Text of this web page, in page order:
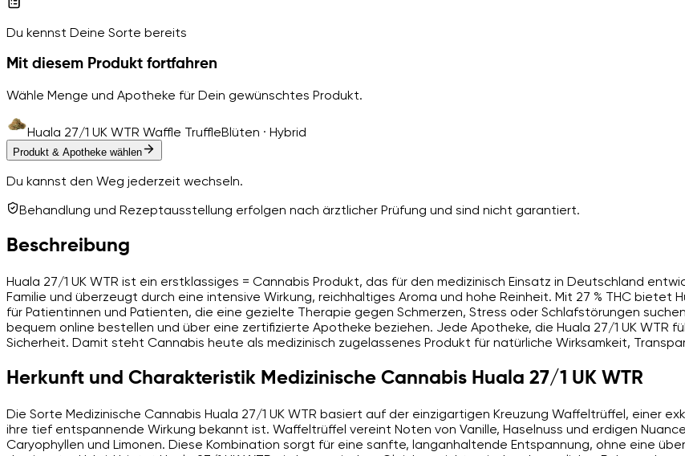
Du kennst Deine Sorte bereits
Mit diesem Produkt fortfahren
Wähle Menge und Apotheke für Dein gewünschtes Produkt.
Huala 27/1 UK WTR Waffle TruffleBlüten · Hybrid
Produkt & Apotheke wählen
Du kannst den Weg jederzeit wechseln.
Behandlung und Rezeptausstellung erfolgen nach ärztlicher Prüfung und sind nicht garantiert.
Beschreibung
Huala 27/1 UK WTR ist ein erstklassiges = Cannabis Produkt, das für den medizinisch Einsatz in Deutschland
Familie und überzeugt durch eine intensive Wirkung, reichhaltiges Aroma und hohe Reinheit. Mit 27 % THC bietet
für Patientinnen und Patienten, die eine gezielte Therapie gegen Schmerzen, Stress oder Schlafstörungen
bequem online bestellen und über eine zertifizierte Apotheke beziehen. Jede Apotheke, die Huala 27/1 UK
Sicherheit. Damit steht Cannabis heute als medizinisch zugelassenes Produkt für natürliche Wirksamkeit,
Herkunft und Charakteristik Medizinische Cannabis Huala 27/1 UK WTR
Die Sorte Medizinische Cannabis Huala 27/1 UK WTR basiert auf der einzigartigen Kreuzung Waffeltrüffel, einer
ihre tief entspannende Wirkung bekannt ist. Waffeltrüffel vereint Noten von Vanille, Haselnuss und erdigen
Caryophyllen und Limonen. Diese Kombination sorgt für eine sanfte, langanhaltende Entspannung, ohne eine